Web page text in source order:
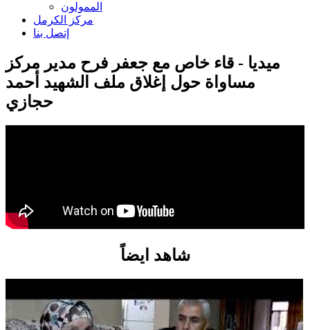
الممولون
مركز الكرمل
إتصل بنا
ميديا - قاء خاص مع جعفر فرح مدير مركز
مساواة حول إغلاق ملف الشهيد أحمد
حجازي
شاهد ايضاً